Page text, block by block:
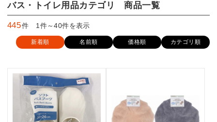
バス・トイレ用品カテゴリ 商品一覧
445件 1件～40件を表示
新着順 名前順 価格順 カテゴリ順